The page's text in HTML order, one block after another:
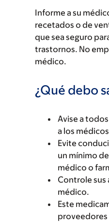
Informe a su
recetados o de
que sea seguro
trastornos. No
médico.
¿Qué debo
Avise a
a los
Evite
un mínimo
médico o
Controle sus
médico.
Este
proveedores